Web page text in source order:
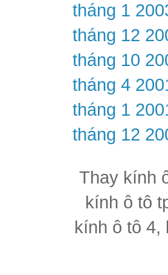
tháng 1
tháng 12
tháng 10
tháng 4
tháng 1
tháng 12
Thay kính
kính ô tô
kính ô tô